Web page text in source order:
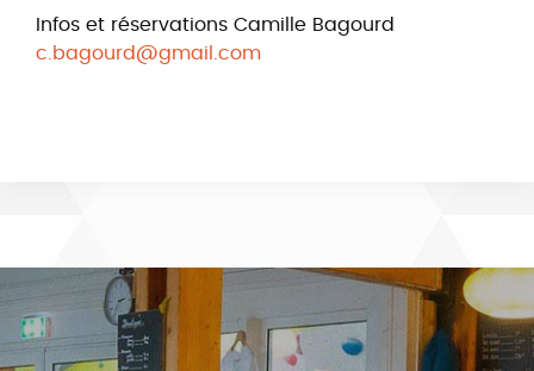
Infos et réservations Camille Bagourd
c.bagourd@gmail.com